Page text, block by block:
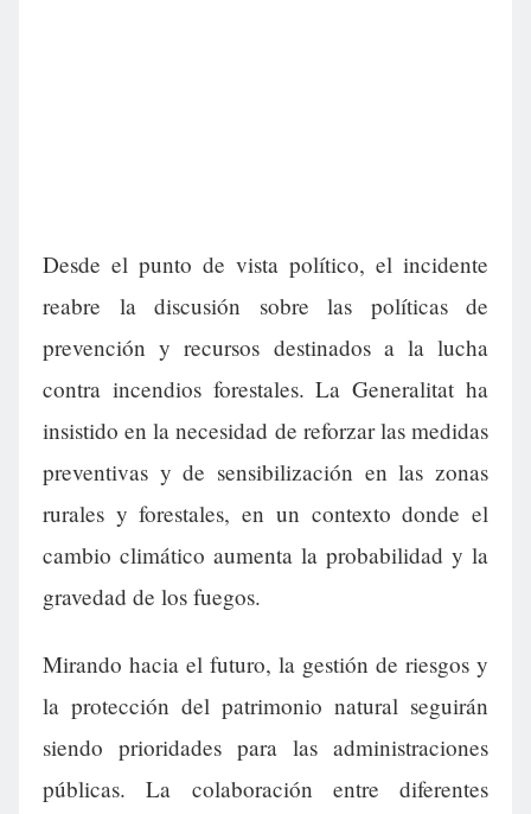
Desde el punto de vista político, el incidente
reabre la discusión sobre las políticas de
prevención y recursos destinados a la lucha
contra incendios forestales. La Generalitat ha
insistido en la necesidad de reforzar las medidas
preventivas y de sensibilización en las zonas
rurales y forestales, en un contexto donde el
cambio climático aumenta la probabilidad y la
gravedad de los fuegos.
Mirando hacia el futuro, la gestión de riesgos y
la protección del patrimonio natural seguirán
siendo prioridades para las administraciones
públicas. La colaboración entre diferentes